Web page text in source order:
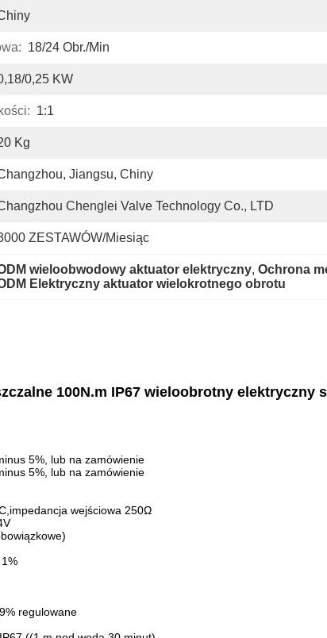
18/24 Obr./min
0,25 KW
1:1
Kg
Jiangsu, Chiny
Chenglei Valve Technology Co., LTD
ZESTAWÓW/miesiąc
wieloobwodowy aktuator elektryczny, Ochrona
Elektryczny aktuator wielokrotnego obrotu
100N.m IP67 wieloobrotny elektryczny
5%, lub na zamówienie
5%, lub na zamówienie
wejściowa 250Ω
regulowane